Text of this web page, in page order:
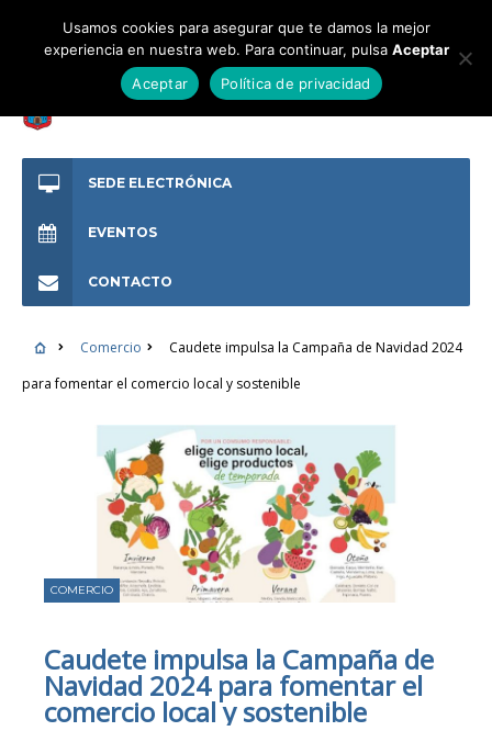
SEDE ELECTRÓNICA
EVENTOS
CONTACTO
Comercio
Caudete impulsa la Campaña de Navidad 2024
para fomentar el comercio local y sostenible
COMERCIO
Caudete impulsa la Campaña de
Navidad 2024 para fomentar el
comercio local y sostenible
Usamos cookies para asegurar que te damos la mejor
experiencia en nuestra web. Para continuar, pulsa Aceptar
Aceptar
Política de privacidad